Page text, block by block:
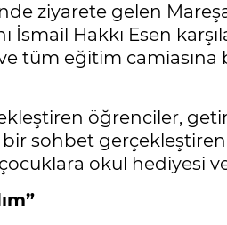
ziyarete gelen
Hakkı Esen
tüm eğitim camiasına
öğrenciler,
sohbet gerçekleştiren
okul hediyesi